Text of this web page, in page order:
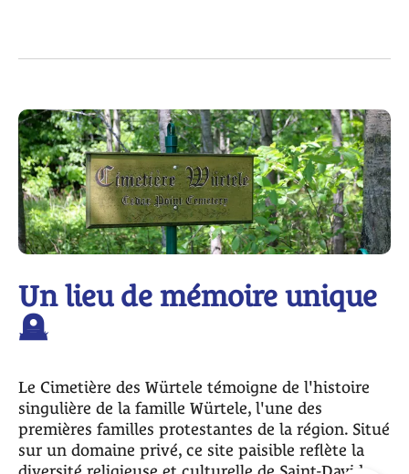
Un lieu de mémoire unique
🪦
Le Cimetière des Würtele témoigne de l'histoire
singulière de la famille Würtele, l'une des
premières familles protestantes de la région. Situé
sur un domaine privé, ce site paisible reflète la